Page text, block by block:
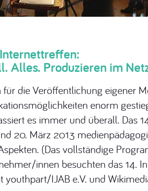
Alles. Produzieren im
für die Veröffentlichung eigener
enorm
es immer und überall. Das
20. März 2013
(Das vollständige
innen besuchten das 14.
youthpart/IJAB e.V. und